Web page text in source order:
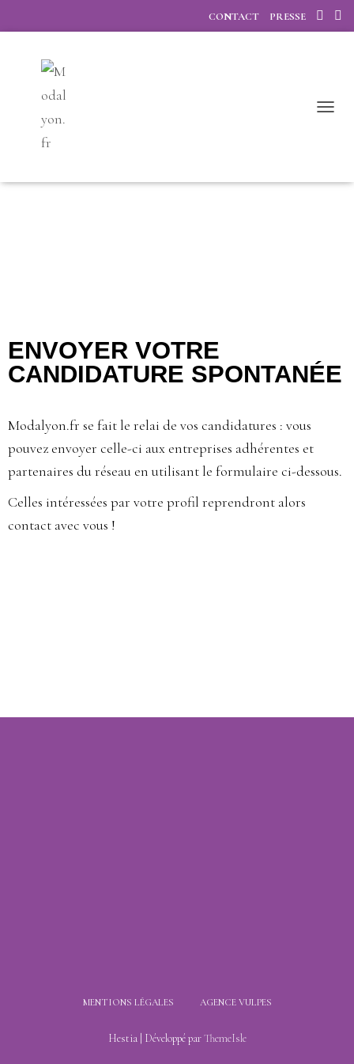
CONTACT PRESSE
ENVOYER VOTRE
CANDIDATURE SPONTANÉE
Modalyon.fr se fait le relai de vos candidatures : vous
pouvez envoyer celle-ci aux entreprises adhérentes et
partenaires du réseau en utilisant le formulaire ci-dessous.
Celles intéressées par votre profil reprendront alors
contact avec vous !
MENTIONS LÉGALES AGENCE VULPES
Hestia | Développé parThemeIsle